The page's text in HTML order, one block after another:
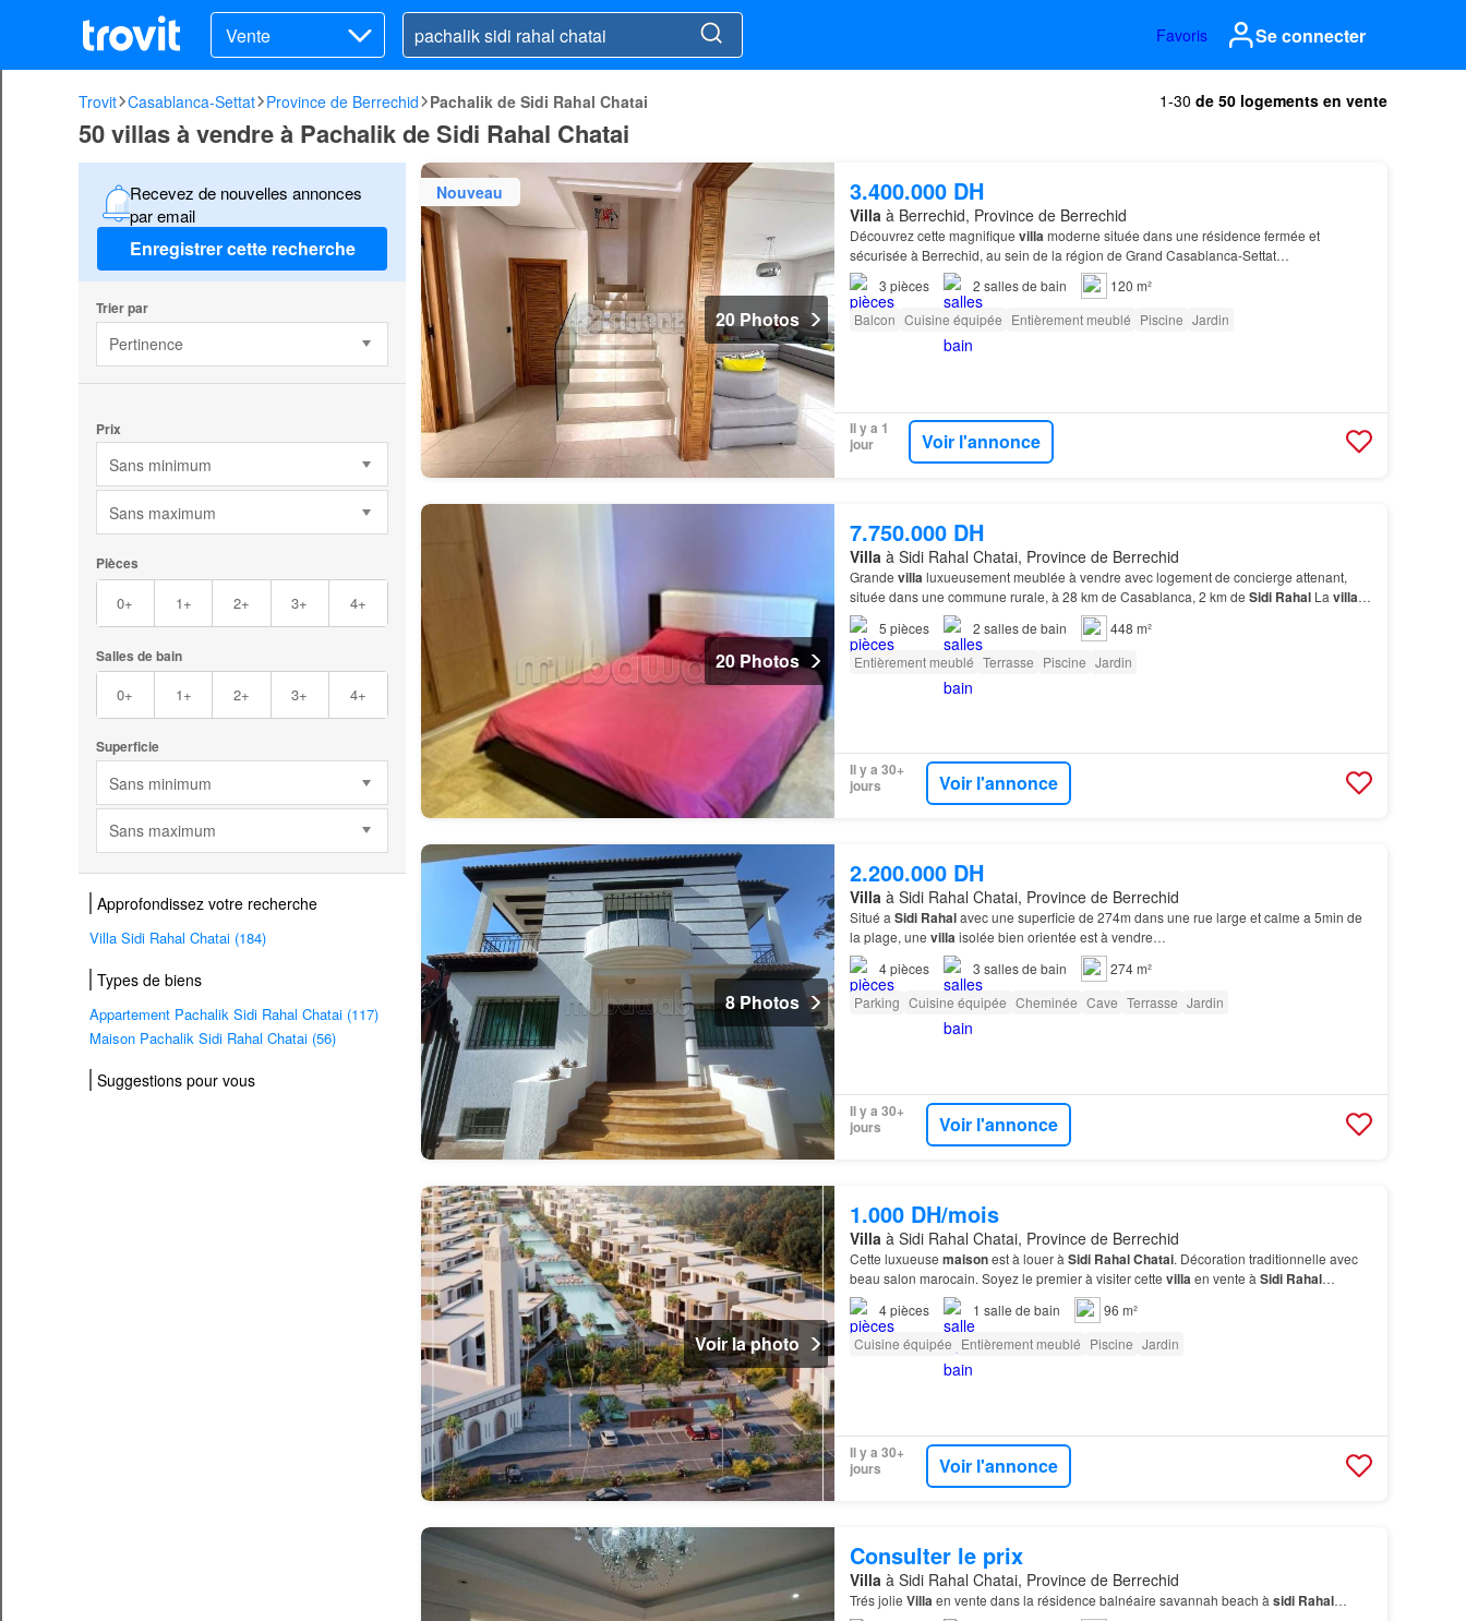
Vente Favoris Se connecter
Trovit Casablanca-Settat Province de Berrechid Pachalik de Sidi Rahal Chatai 1-30 de 50 logements en vente
50 villas à vendre à Pachalik de Sidi Rahal Chatai
Recevez de nouvelles annonces
par email
Enregistrer cette recherche
Trier par
Pertinence
Prix
Sans minimum
Sans maximum
Pièces
0+ 1+ 2+ 3+ 4+
Salles de bain
0+ 1+ 2+ 3+ 4+
Superficie
Sans minimum
Sans maximum
Approfondissez votre recherche
Villa Sidi Rahal Chatai (184)
Types de biens
Appartement Pachalik Sidi Rahal Chatai (117)
Maison Pachalik Sidi Rahal Chatai (56)
Suggestions pour vous
Nouveau
20 Photos
3.400.000 DH
Villaà Berrechid, Province de Berrechid
Découvrez cette magnifique villamoderne située dans une résidence fermée et
sécurisée à Berrechid, au sein de la région de Grand Casablanca-Settat…
3 pièces 2 salles de bain
120 m²
Balcon Cuisine équipée Entièrement meublé Piscine Jardin
Il y a 1
jour
Voir l'annonce
20 Photos
7.750.000 DH
Villa à Sidi Rahal Chatai, Province de Berrechid
Grande villaluxueusement meublée à vendre avec logement de concierge attenant,
située dans une commune rurale, à 28 km de Casablanca, 2 km de Sidi RahalLa villa
est accessible par plusieurs chemins non revêtus, à 500 m de l…
5 pièces 2 salles de bain
448 m²
Entièrement meublé Terrasse Piscine Jardin
Il y a 30+
jours
Voir l'annonce
8 Photos
2.200.000 DH
Villaà Sidi Rahal Chatai, Province de Berrechid
Situé a Sidi Rahalavec une superficie de 274m dans une rue large et calme a 5min de
la plage, une villaisolée bien orientée est à vendre…
4pièces 3 salles de bain
274 m²
Parking Cuisine équipée Cheminée Cave Terrasse Jardin
Il y a 30+
jours
Voir l'annonce
Voir la photo
1.000 DH/mois
Villaà Sidi Rahal Chatai, Province de Berrechid
Cette luxueuse maisonest à louer à Sidi RahalChatai. Décoration traditionnelle avec
beau salon marocain. Soyez le premier à visiter cette villaen vente à Sidi Rahal
Chatai
4pièces 1 salle de bain
96 m²
Cuisine équipée Entièrement meublé Piscine Jardin
Il y a 30+
jours
Voir l'annonce
Consulter le prix
Villaà Sidi Rahal Chatai, Province de Berrechid
Trés jolie Villaen vente dans la résidence balnéaire savannah beach à sidi Rahal…